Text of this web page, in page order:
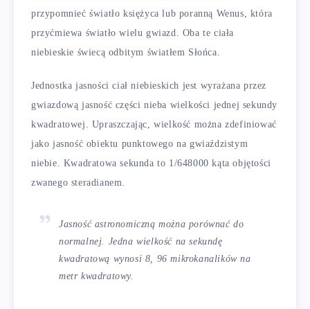
przypomnieć światło księżyca lub poranną Wenus, która
przyćmiewa światło wielu gwiazd. Oba te ciała
niebieskie świecą odbitym światłem Słońca.
Jednostka jasności ciał niebieskich jest wyrażana przez
gwiazdową jasność części nieba wielkości jednej sekundy
kwadratowej. Upraszczając, wielkość można zdefiniować
jako jasność obiektu punktowego na gwiaździstym
niebie. Kwadratowa sekunda to 1/648000 kąta objętości
zwanego steradianem.
Jasność astronomiczną można porównać do
normalnej. Jedna wielkość na sekundę
kwadratową wynosi 8, 96 mikrokanalików na
metr kwadratowy.